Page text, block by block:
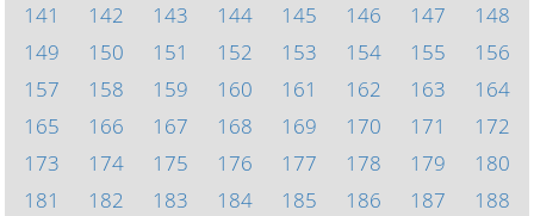
141
142 143 144 145 146 147
148
149
150 151 152 153 154 155
156
157
158 159 160 161 162 163
164
165
166 167 168 169 170 171
172
173
174 175 176 177 178 179
180
181
182 183 184 185 186 187
188